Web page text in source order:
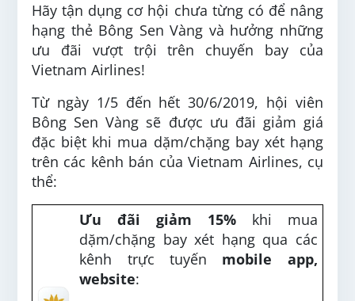
Hãy tận dụng cơ hội chưa từng có để nâng
hạng thẻ Bông Sen Vàng và hưởng những
ưu đãi vượt trội trên chuyến bay của
Vietnam Airlines!
Từ ngày 1/5 đến hết 30/6/2019, hội viên
Bông Sen Vàng sẽ được ưu đãi giảm giá
đặc biệt khi mua dặm/chặng bay xét hạng
trên các kênh bán của Vietnam Airlines, cụ
thể:
Ưu đãi giảm 15%khi mua
dặm/chặng bay xét hạng qua các
kênh trực tuyến mobile app,
website: